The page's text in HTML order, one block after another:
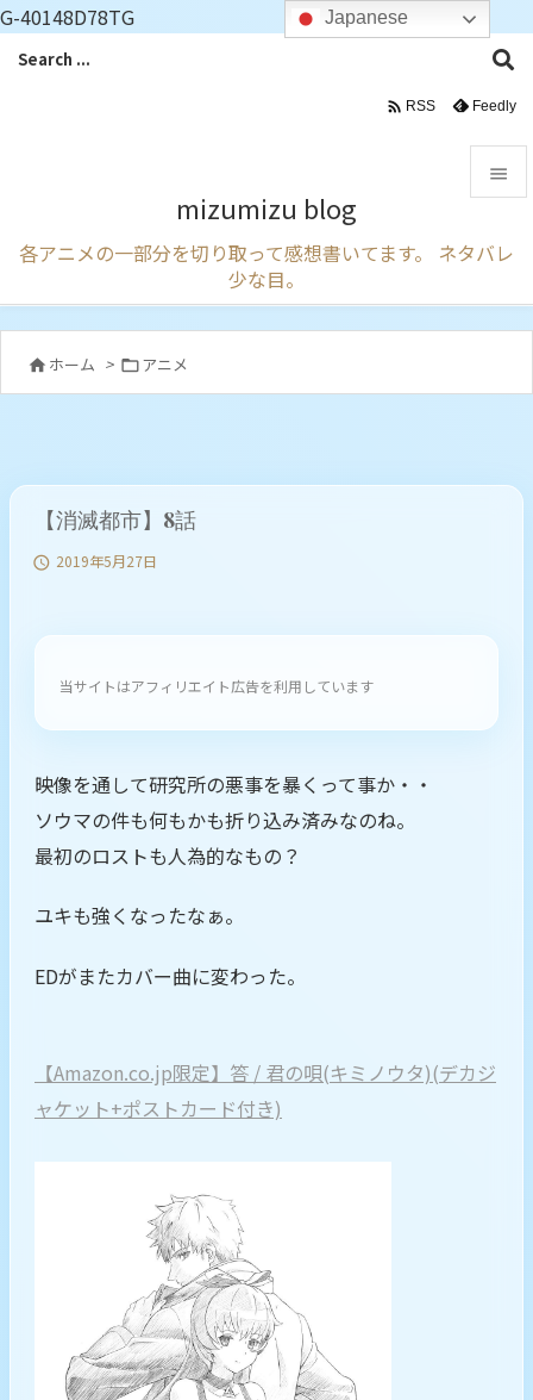
G-40148D78TG
mizumizu blog
各アニメの一部分を切り取って感想書いてます。 ネタバレ
少な目。

メニュ
前へ
 RSS Feedly
 ホーム > アニメ
【消滅都市】8話
 2019年5月27日
当サイトはアフィリエイト広告を利用しています
映像を通して研究所の悪事を暴くって事か・・
ソウマの件も何もかも折り込み済みなのね。
最初のロストも人為的なもの？
ユキも強くなったなぁ。
EDがまたカバー曲に変わった。
【Amazon.co.jp限定】答 / 君の唄(キミノウタ)(デカジ
ャケット+ポストカード付き)
Japanese